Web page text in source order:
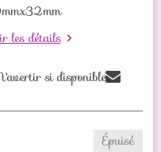
les détails
si disponible
Épuisé